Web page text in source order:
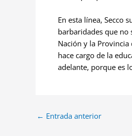
En esta línea, Secco
barbaridades que no
Nación y la
hace cargo de la
adelante, porque es
← Entrada anterior